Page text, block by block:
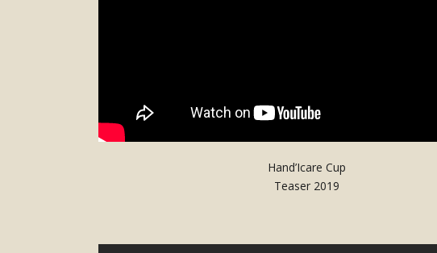
Hand’Icare Cup
Teaser 2019